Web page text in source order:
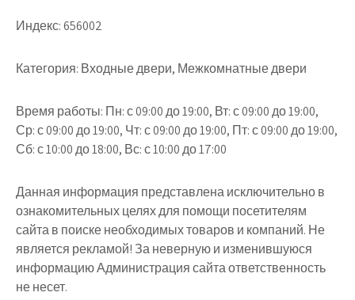
Индекс:656002
Категория: Входные двери, Межкомнатные двери
Время работы: Пн: с 09:00 до 19:00, Вт: с 09:00 до 19:00,
Ср: с 09:00 до 19:00, Чт: с 09:00 до 19:00, Пт: с 09:00 до 19:00,
Сб: с 10:00 до 18:00, Вс: с 10:00 до 17:00
Данная информация представлена исключительно в
ознакомительных целях для помощи посетителям
сайта в поиске необходимых товаров и компаний. Не
является рекламой! За неверную и изменившуюся
информацию Администрация сайта ответственность
не несет.